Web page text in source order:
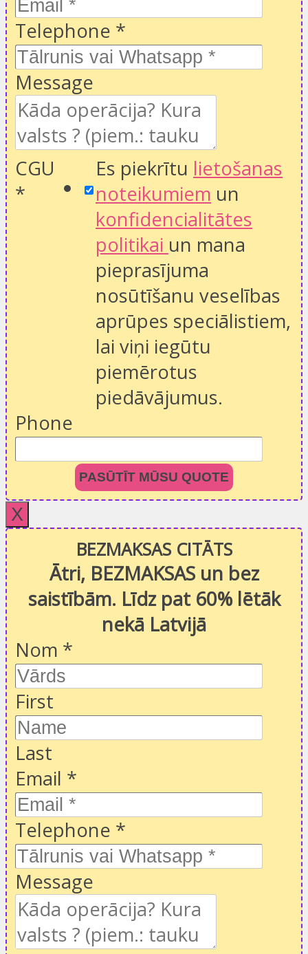
Telephone *
Message
CGU
*
Es piekrītu lietošanas
noteikumiem un
konfidencialitātes
politikai un mana
pieprasījuma
nosūtīšanu veselības
aprūpes speciālistiem,
lai viņi iegūtu
piemērotus
piedāvājumus.
Phone
PASŪTĪT MŪSU QUOTE
X
BEZMAKSAS CITĀTS
Ātri, BEZMAKSAS un bez
saistībām. Līdz pat 60% lētāk
nekā Latvijā
Nom *
First
Last
Email *
Telephone *
Message